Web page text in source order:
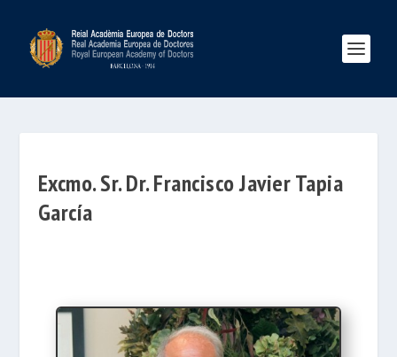
Excmo. Sr. Dr. Francisco Javier Tapia
García